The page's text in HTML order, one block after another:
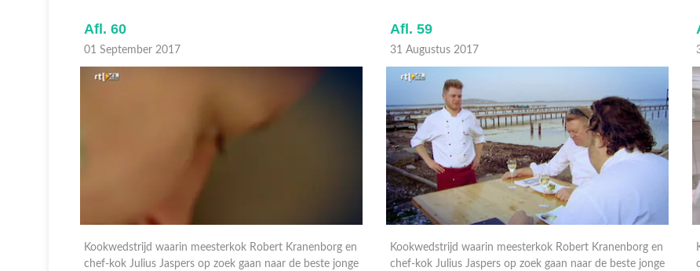
Afl. 59
31 Augustus 2017
Kookwedstrijd waarin meesterkok Robert Kranenborg en
chef-kok Julius Jaspers op zoek gaan naar de beste jonge
Afl. 58
30 Augustus 2017
Kookwedstrijd waarin meesterkok Robert Kranenborg en
chef-kok Julius Jaspers op zoek gaan naar de beste jonge